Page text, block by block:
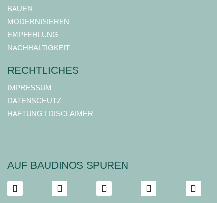
BAUEN
MODERNISIEREN
EMPFEHLUNG
NACHHALTIGKEIT
RECHTLICHES
IMPRESSUM
DATENSCHUTZ
HAFTUNG I DISCLAIMER
AUF BAUDINOS SPUREN